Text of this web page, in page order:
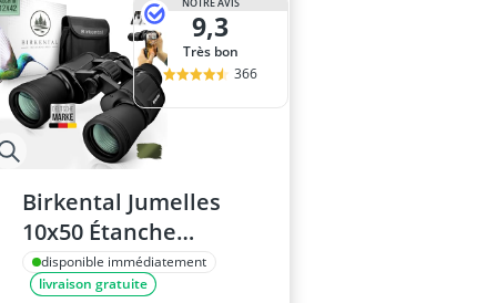
9,3
Très bon
366
Birkental Jumelles
10x50 Étanche
Compacte
disponible immédiatement
livraison gratuite